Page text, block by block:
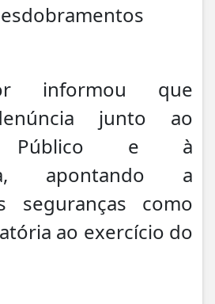
informou que
junto ao
Público e à
apontando a
seguranças como
ao exercício do